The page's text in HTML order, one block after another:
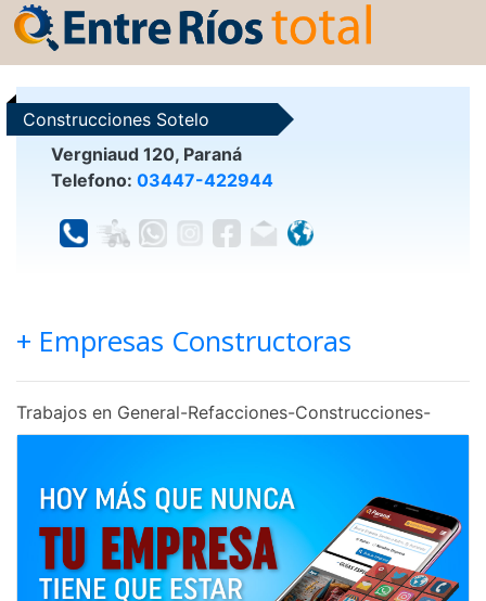
Construcciones Sotelo
Vergniaud 120, Paraná
Telefono: 03447-422944
+ Empresas Constructoras
Trabajos en General-Refacciones-Construcciones-